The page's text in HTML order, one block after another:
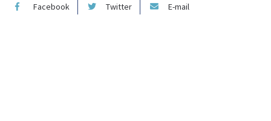
Facebook Twitter E-mail